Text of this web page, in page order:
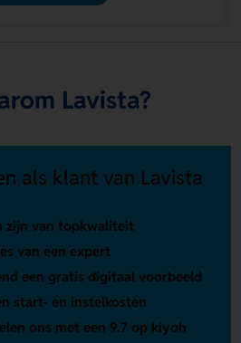
Lavista?
als klant van Lavista
zijn van topkwaliteit
van een expert
een gratis digitaal voorbeeld
start- en instelkosten
ons met een 9.7 op kiyoh